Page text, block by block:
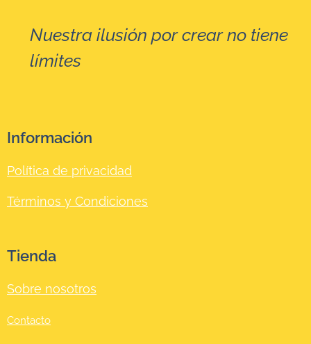
Nuestra ilusión por crear no tiene
límites
Información
Política de privacidad
Términos y Condiciones
Tienda
Sobre nosotros
Contacto